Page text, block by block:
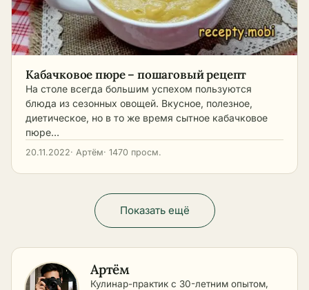
Кабачковое пюре – пошаговый рецепт
На столе всегда большим успехом пользуются
блюда из сезонных овощей. Вкусное, полезное,
диетическое, но в то же время сытное кабачковое
пюре…
20.11.2022· Артём· 1470 просм.
Показать ещё
Артём
Кулинар-практик с 30-летним опытом,